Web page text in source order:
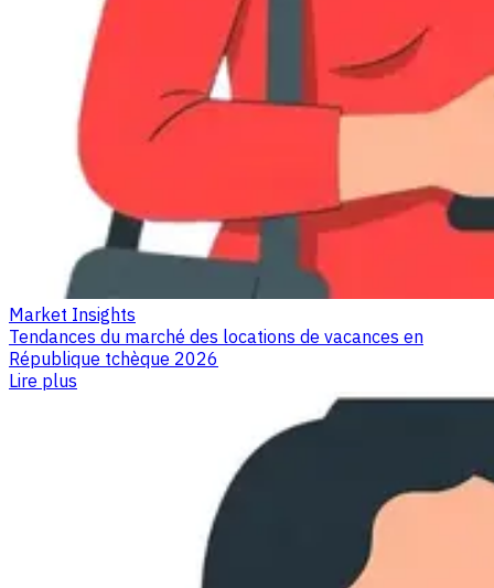
Market Insights
Tendances du marché des locations de vacances en
République tchèque 2026
Lire plus